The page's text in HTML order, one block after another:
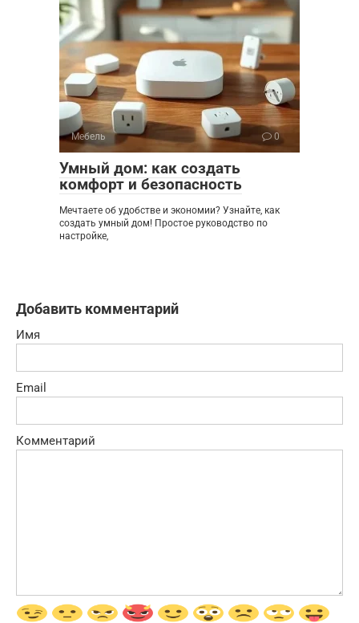
Мебель 0
Умный дом: как создать
комфорт и безопасность
Мечтаете об удобстве и экономии? Узнайте, как
создать умный дом! Простое руководство по
настройке,
Добавить комментарий
Имя
Email
Комментарий